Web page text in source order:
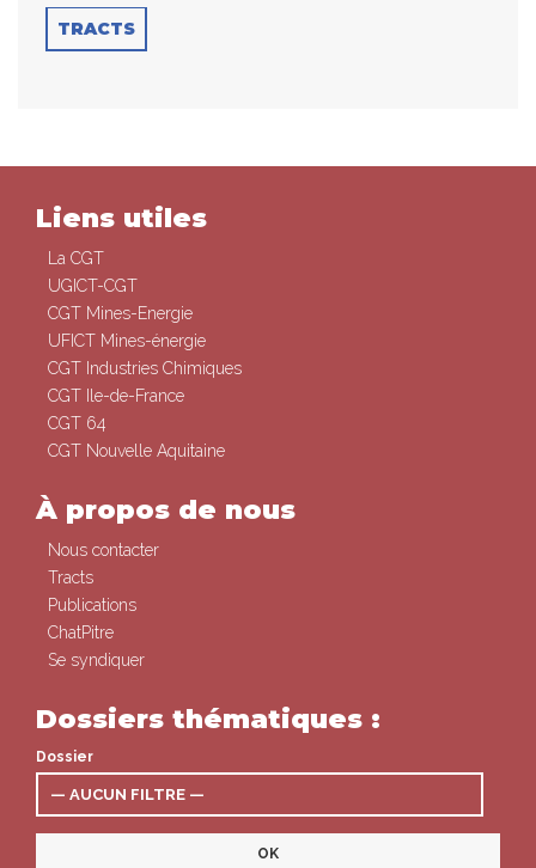
TRACTS
Liens utiles
La CGT
UGICT-CGT
CGT Mines-Energie
UFICT Mines-énergie
CGT Industries Chimiques
CGT Ile-de-France
CGT 64
CGT Nouvelle Aquitaine
À propos de nous
Nous contacter
Tracts
Publications
ChatPitre
Se syndiquer
Dossiers thématiques :
Dossier